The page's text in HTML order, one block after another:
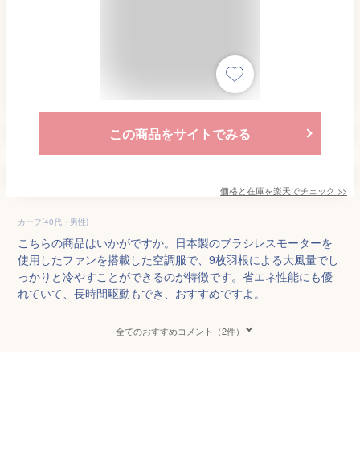
この商品をサイトでみる
価格と在庫を楽天でチェック >>
カーフ(40代・男性)
こちらの商品はいかがですか。日本製のブラシレスモーターを
使用したファンを搭載した空調服で、9枚羽根による大風量でし
っかりと冷やすことができるのが特徴です。省エネ性能にも優
れていて、長時間駆動もでき、おすすめですよ。
全てのおすすめコメント（2件）